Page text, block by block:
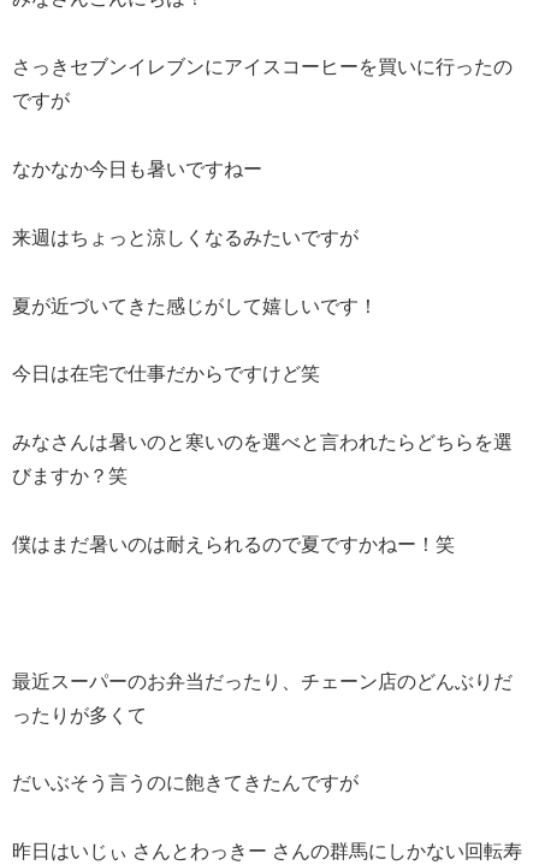
さっきセブンイレブンにアイスコーヒーを買いに行ったの
ですが
なかなか今日も暑いですねー
来週はちょっと涼しくなるみたいですが
夏が近づいてきた感じがして嬉しいです！
今日は在宅で仕事だからですけど笑
みなさんは暑いのと寒いのを選べと言われたらどちらを選
びますか？笑
僕はまだ暑いのは耐えられるので夏ですかねー！笑
最近スーパーのお弁当だったり、チェーン店のどんぶりだ
ったりが多くて
だいぶそう言うのに飽きてきたんですが
昨日はいじぃ さんとわっきー さんの群馬にしかない回転寿